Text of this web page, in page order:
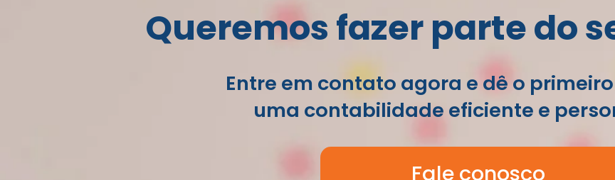
Queremos fazer parte do
Entre em contato agora e dê o
uma contabilidade eficiente e
Fale conosco